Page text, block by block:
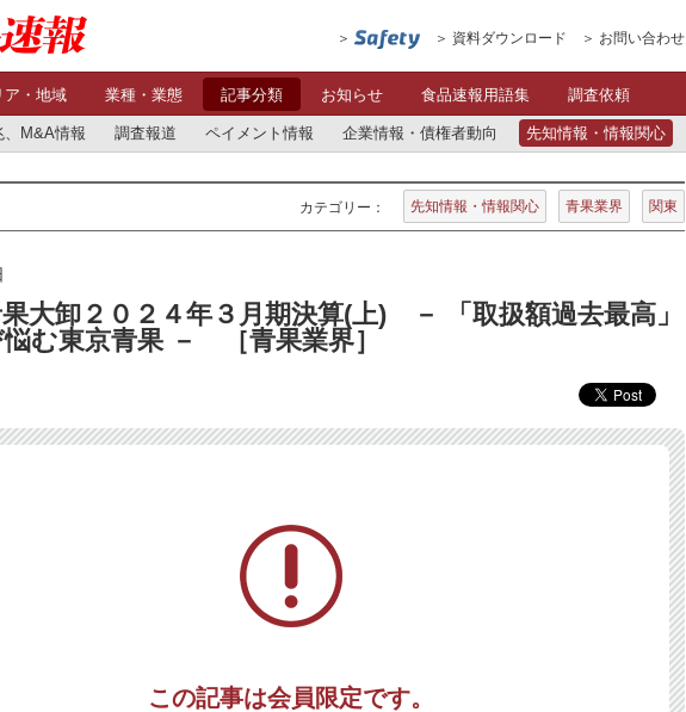
資料ダウンロード お問い合わせ
ア・地域 業種・業態 記事分類 お知らせ 食品速報用語集 調査依頼
、M&A情報 調査報道 ペイメント情報 企業情報・債権者動向 先知情報・情報関心
カテゴリー： 先知情報・情報関心 青果業界 関東
大卸２０２４年３月期決算(上) － 「取扱額過去最高」
悩む東京青果 － ［青果業界］
この記事は会員限定です。